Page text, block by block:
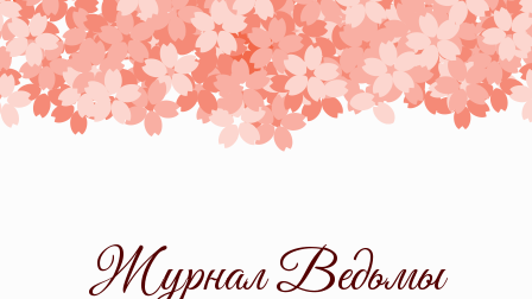
Skip
to
content
Журнал Ведьмы